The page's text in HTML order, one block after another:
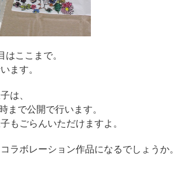
ここまで。
ます。
は、
まで公開で行います。
もごらんいただけますよ。
ラボレーション作品になるでしょうか。